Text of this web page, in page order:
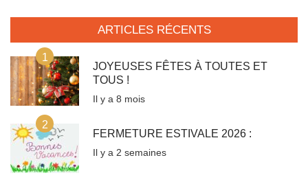
ARTICLES RÉCENTS
1
JOYEUSES FÊTES À TOUTES ET
TOUS !
Il y a 8 mois
2
FERMETURE ESTIVALE 2026 :
Il y a 2 semaines